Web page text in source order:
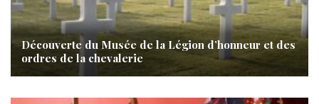
Découverte du Musée de la Légion d’honneur et des
ordres de la chevalerie